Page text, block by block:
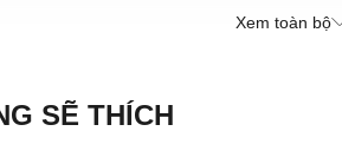
Xem toàn bộ
SẼ THÍCH